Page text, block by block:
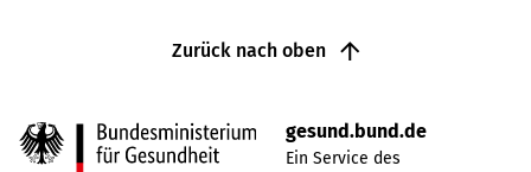
Zurück nach oben
gesund.bund.de
Ein Service des